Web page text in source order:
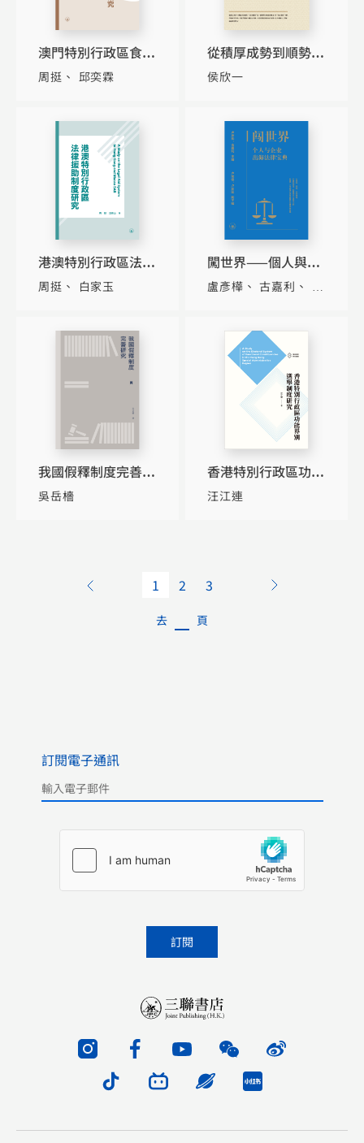
澳門特別行政區食品
安全事件行政應急權
周挺 邱奕霖
從積厚成勢到順勢而
為：中國政法體制的
侯欣一
港澳特別行政區法律
援助制度研究
周挺 白家玉
闖世界——個人與企
業出海寶典（簡體
盧彥樺 古嘉利
盧
我國假釋制度完善研
究
吳岳檣
香港特別行政區功能
界別選舉制度研究
汪江連
1 2 3
去 頁
訂閱電子通訊